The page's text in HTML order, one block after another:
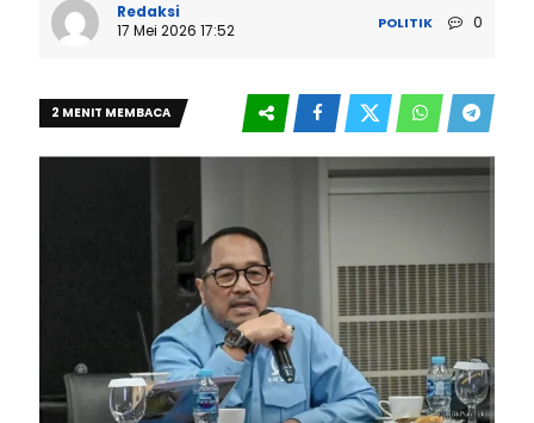
Redaksi
17 Mei 2026 17:52
POLITIK 0
2 MENIT MEMBACA